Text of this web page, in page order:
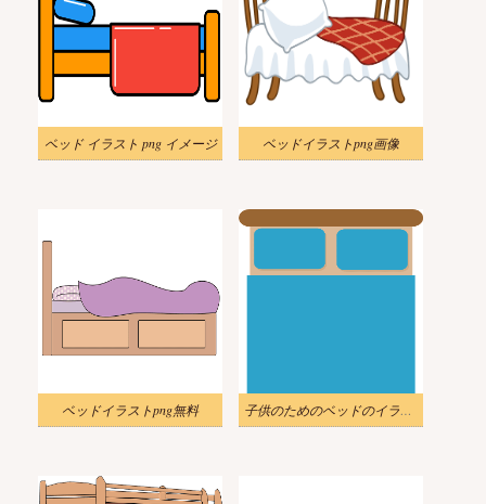
ベッド イラスト png イメージ ベッドイラストpng画像
ベッドイラストpng無料 子供のためのベッドのイラスト